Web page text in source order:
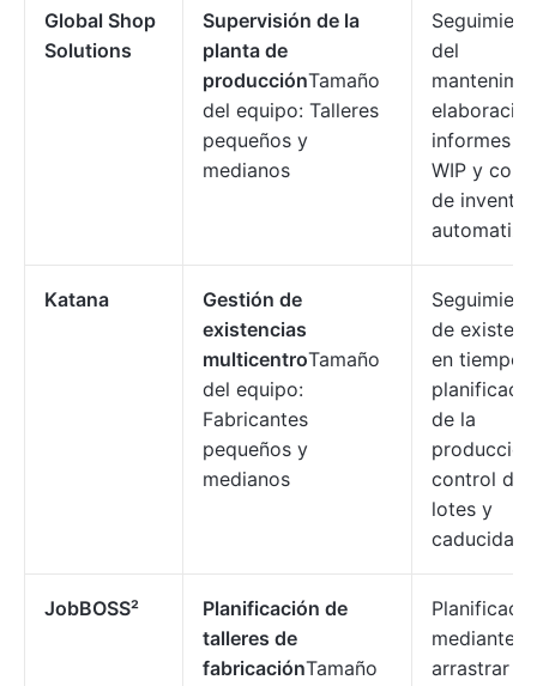
Global Shop
Solutions
Supervisión de la
planta de
producciónTamaño
del equipo: Talleres
pequeños y
medianos
del
informes
WIP y
de
Katana
Gestión de
existencias
multicentroTamaño
del equipo:
Fabricantes
pequeños y
medianos
de
en tiempo
de la
control de
lotes y
JobBOSS²
Planificación de
talleres de
fabricaciónTamaño
mediante
arrastrar y